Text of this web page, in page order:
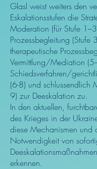
Glasl weist weiters den
Eskalationsstufen die
Moderation (für Stufe
Prozessbegleitung
therapeutische
Vermittlung/Mediation
Schiedsverfahren/
(6-8) und schlussendlich
9) zur Deeskalation zu.
In den aktuellen,
des Krieges in der
diese Mechanismen und
Notwendigkeit von
erkennen.